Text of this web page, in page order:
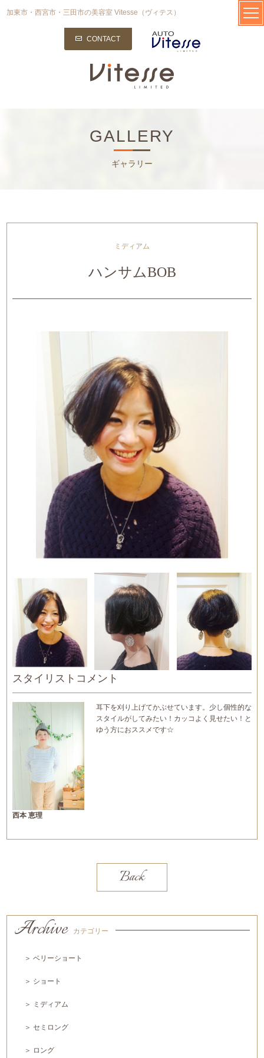
加東市・西宮市・三田市の美容室 Vitesse（ヴィテス）
CONTACT
GALLERY
ギャラリー
ミディアム
ハンサムBOB
スタイリストコメント
西本 恵理
耳下を刈り上げてかぶせています。少し個性的な
スタイルがしてみたい！カッコよく見せたい！と
ゆう方におススメです☆
Back
Archive カテゴリー
＞ ベリーショート
＞ ショート
＞ ミディアム
＞ セミロング
＞ ロング